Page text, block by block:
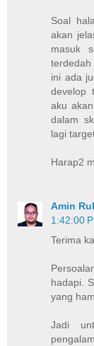
Soal
akan
masuk
ini ada
develop
aku
dalam
lagi
Harap2
Amin
1:42:00
Terima
hadapi.
yang
Jadi